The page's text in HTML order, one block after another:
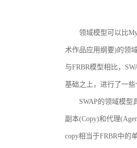
领域模型可以比
术作品应用纲要)的领
与FRBR模型相比，
基础之上，进行了一
SWAP的领域模型
副本(Copy)和代理
copy相当于FRBR中的